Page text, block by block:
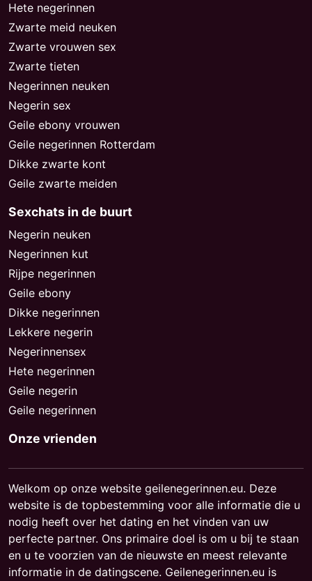
Hete negerinnen
Zwarte meid neuken
Zwarte vrouwen sex
Zwarte tieten
Negerinnen neuken
Negerin sex
Geile ebony vrouwen
Geile negerinnen Rotterdam
Dikke zwarte kont
Geile zwarte meiden
Sexchats in de buurt
Negerin neuken
Negerinnen kut
Rijpe negerinnen
Geile ebony
Dikke negerinnen
Lekkere negerin
Negerinnensex
Hete negerinnen
Geile negerin
Geile negerinnen
Onze vrienden
Welkom op onze website geilenegerinnen.eu. Deze
website is de topbestemming voor alle informatie die u
nodig heeft over het dating en het vinden van uw
perfecte partner. Ons primaire doel is om u bij te staan
en u te voorzien van de nieuwste en meest relevante
informatie in de datingscene. Geilenegerinnen.eu is